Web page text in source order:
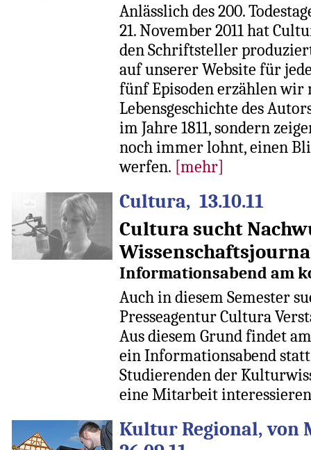
Anlässlich des 200.
21. November 2011 hat
den Schriftsteller
auf unserer Website für
fünf Episoden erzählen wir
Lebensgeschichte des
im Jahre 1811, sondern
noch immer lohnt, einen
werfen. [mehr]
Cultura, 13.10.11
Cultura sucht
Informationsabend am
Auch in diesem Semester
Presseagentur Cultura
Aus diesem Grund findet
ein Informationsabend
Studierenden der
eine Mitarbeit
Kultur Regional, von